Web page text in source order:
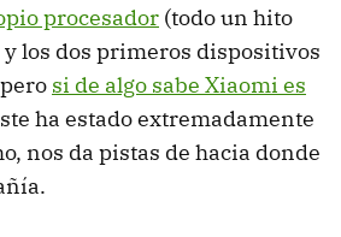
procesador (todo un hito
los dos primeros dispositivos
si de algo sabe Xiaomi es
ha estado extremadamente
nos da pistas de hacia donde